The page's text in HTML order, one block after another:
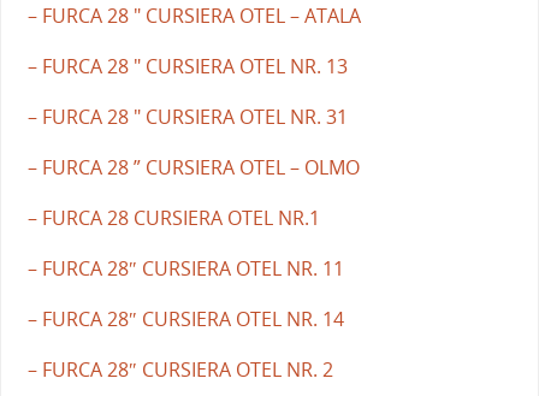
– FURCA 28 " CURSIERA OTEL – ATALA
– FURCA 28 " CURSIERA OTEL NR. 13
– FURCA 28 " CURSIERA OTEL NR. 31
– FURCA 28 ” CURSIERA OTEL – OLMO
– FURCA 28 CURSIERA OTEL NR.1
– FURCA 28″ CURSIERA OTEL NR. 11
– FURCA 28″ CURSIERA OTEL NR. 14
– FURCA 28″ CURSIERA OTEL NR. 2